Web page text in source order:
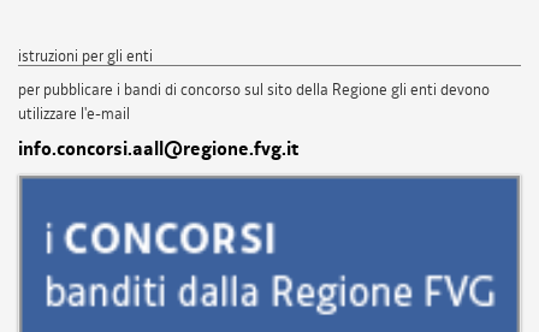
istruzioni per gli enti
per pubblicare i bandi di concorso sul sito della Regione gli enti devono
utilizzare l'e-mail
info.concorsi.aall@regione.fvg.it